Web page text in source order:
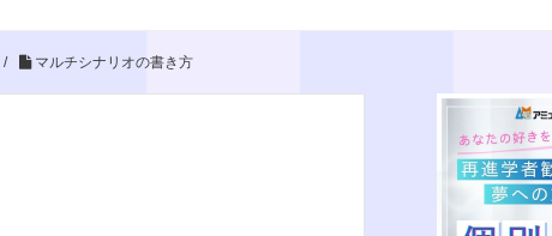
/ マルチシナリオの書き方